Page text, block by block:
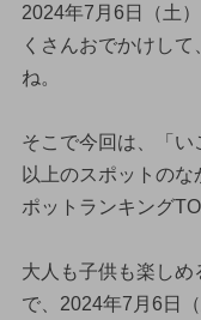
2024年7月6日（土
くさんおでかけし
ね。
そこで今回は、「
以上のスポットの
ポットランキング
大人も子供も楽し
で、2024年7月6日